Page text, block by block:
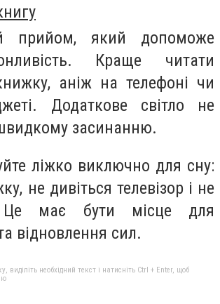
прийом, який допоможе
Краще читати
аніж на телефоні чи
Додаткове світло не
засинанню.
ліжко виключно для сну:
не дивіться телевізор і не
Це має бути місце для
відновлення сил.
необхідний текст і натисніть Ctrl + Enter, щоб